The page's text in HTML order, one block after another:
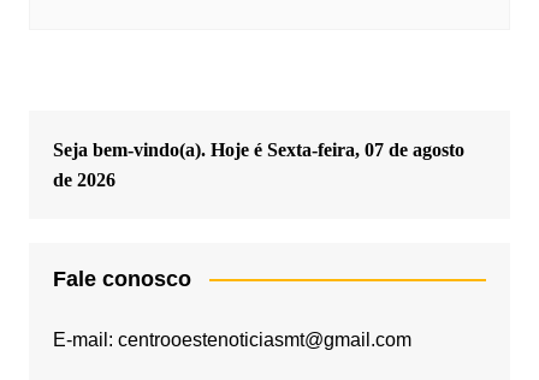
Seja bem-vindo(a). Hoje é Sexta-feira, 07 de agosto
de 2026
Fale conosco
E-mail: centrooestenoticiasmt@gmail.com